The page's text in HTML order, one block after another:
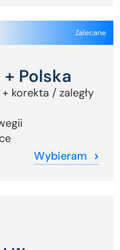
Zalecane
Polska
korekta / zaległy
Wybieram